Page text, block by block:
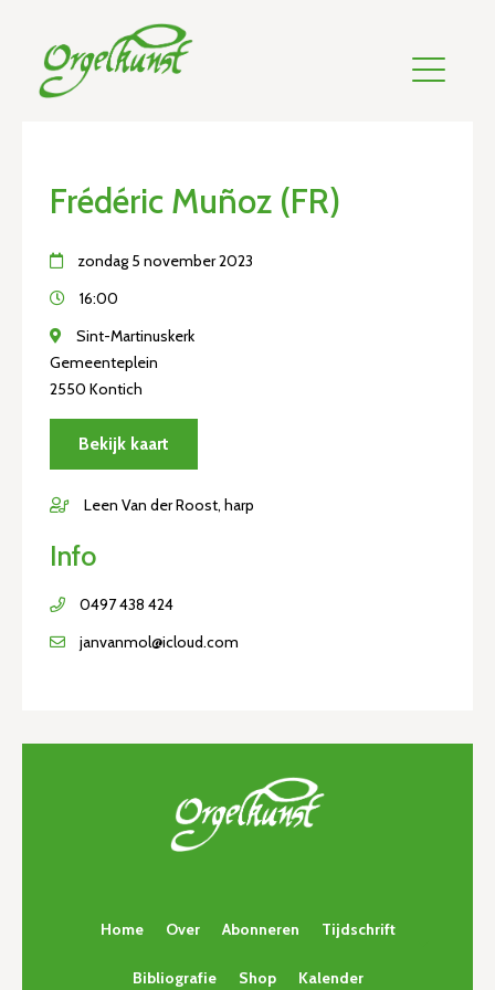
Frédéric Muñoz (FR)
zondag 5 november 2023
16:00
Sint-Martinuskerk
Gemeenteplein
2550 Kontich
Bekijk kaart
Leen Van der Roost, harp
Info
0497 438 424
janvanmol@icloud.com
Home Over Abonneren Tijdschrift
Bibliografie Shop Kalender